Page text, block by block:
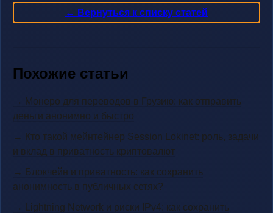
← Вернуться к списку статей
Похожие статьи
→ Монеро для переводов в Грузию: как отправить
деньги анонимно и быстро
→ Кто такой мейнтейнер Session Lokinet: роль, задачи
и вклад в приватность криптовалют
→ Блокчейн и приватность: как сохранить
анонимность в публичных сетях?
→ Lightning Network и риски IPv4: как сохранить